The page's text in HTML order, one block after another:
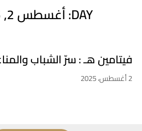
DAY: أغسطس 2, 2025
فيتامين هـ : سرّ الشباب
2 أغسطس، 2025